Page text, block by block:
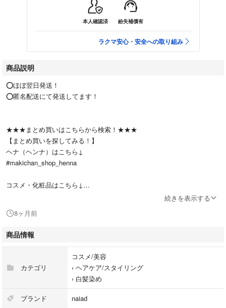
本人確認済 紛失補償有
ラクマ安心・安全への取り組み
商品説明
⭕ほぼ翌日発送！
⭕匿名配送にて発送してます！
★★★まとめ買いはこちらから検索！★★★
【まとめ買いを探してみる！】
ヘナ（ヘンナ）はこちら↓
#makichan_shop_henna
コスメ・化粧品はこちら↓
★★★商品について★★★
ご覧いただき、ありがとうございます(*^^*)
・商品名：ナイアード ヘナ No.1 赤茶
・購入時期：2025年11月
・購入場所：ネットショップ
・パッケージ記号：2510PA
続きを表示する
8ヶ月前
商品情報
カテゴリ
コスメ/美容
› ヘアケア/スタイリング
› 白髪染め
ブランド naiad